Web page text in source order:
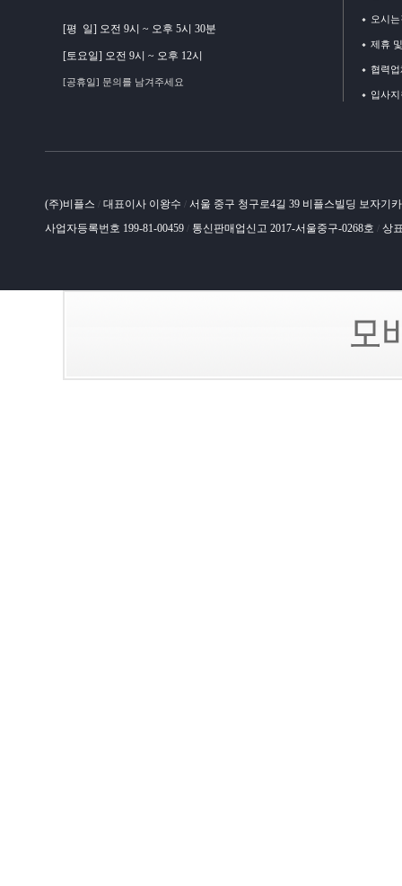
[평 일] 오전 9시 ~ 오후 5시 30분
[토요일] 오전 9시 ~ 오후 12시
[공휴일] 문의를 남겨주세요
오시
제휴
협력
입사
(주)비플스 / 대표이사 이왕수 / 서울 중구 청구로4길 39 비플스빌딩 보자기
사업자등록번호 199-81-00459 / 통신판매업신고 2017-서울중구-0268호 / 상